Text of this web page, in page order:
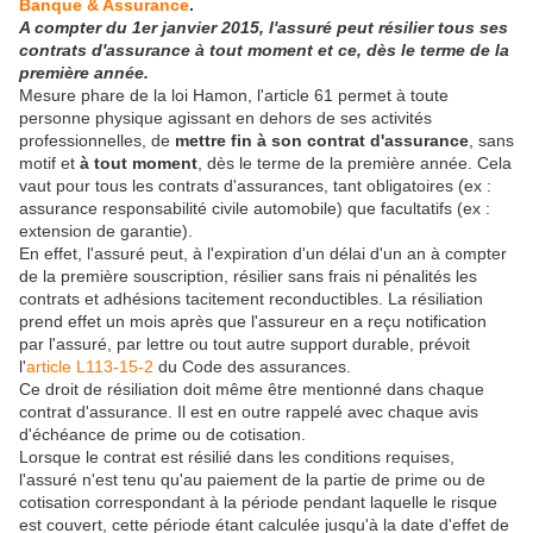
Banque & Assurance.
A compter du 1er janvier 2015, l'assuré peut résilier tous ses
contrats d'assurance à tout moment et ce, dès le terme de la
première année.
Mesure phare de la loi Hamon, l'article 61 permet à toute
personne physique agissant en dehors de ses activités
professionnelles, de mettre fin à son contrat d'assurance , sans
motif et à tout moment , dès le terme de la première année. Cela
vaut pour tous les contrats d'assurances, tant obligatoires (ex :
assurance responsabilité civile automobile) que facultatifs (ex :
extension de garantie).
En effet, l'assuré peut, à l'expiration d'un délai d'un an à compter
de la première souscription, résilier sans frais ni pénalités les
contrats et adhésions tacitement reconductibles. La résiliation
prend effet un mois après que l'assureur en a reçu notification
par l'assuré, par lettre ou tout autre support durable, prévoit
l'article L113-15-2 du Code des assurances.
Ce droit de résiliation doit même être mentionné dans chaque
contrat d'assurance. Il est en outre rappelé avec chaque avis
d'échéance de prime ou de cotisation.
Lorsque le contrat est résilié dans les conditions requises,
l'assuré n'est tenu qu'au paiement de la partie de prime ou de
cotisation correspondant à la période pendant laquelle le risque
est couvert, cette période étant calculée jusqu'à la date d'effet de